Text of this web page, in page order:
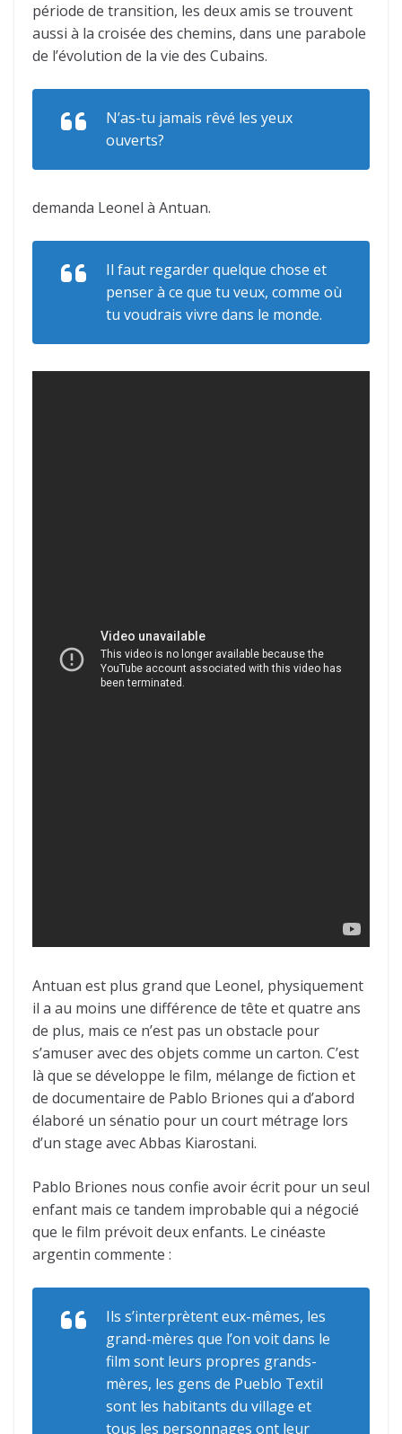
période de transition, les deux amis se trouvent
aussi à la croisée des chemins, dans une parabole
de l’évolution de la vie des Cubains.
N’as-tu jamais rêvé les yeux
ouverts?
demanda Leonel à Antuan.
Il faut regarder quelque chose et
penser à ce que tu veux, comme où
tu voudrais vivre dans le monde.
Antuan est plus grand que Leonel, physiquement
il a au moins une différence de tête et quatre ans
de plus, mais ce n’est pas un obstacle pour
s’amuser avec des objets comme un carton. C’est
là que se développe le film, mélange de fiction et
de documentaire de Pablo Briones qui a d’abord
élaboré un sénatio pour un court métrage lors
d’un stage avec Abbas Kiarostani.
Pablo Briones nous confie avoir écrit pour un seul
enfant mais ce tandem improbable qui a négocié
que le film prévoit deux enfants. Le cinéaste
argentin commente :
Ils s’interprètent eux-mêmes, les
grand-mères que l’on voit dans le
film sont leurs propres grands-
mères, les gens de Pueblo Textil
sont les habitants du village et
tous les personnages ont leur